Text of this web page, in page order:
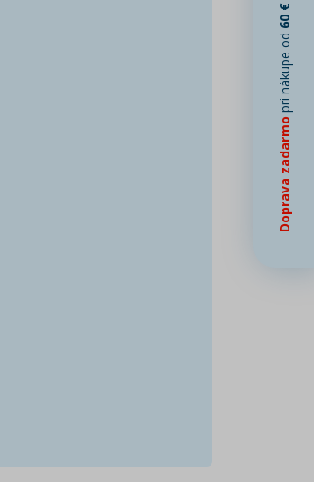
Doprava zadarmo
pri nákupe od
60 €